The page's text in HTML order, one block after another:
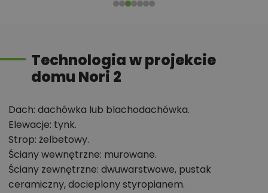
ujęty w prostej bryle, przykrytej dwuspadowym,
rozwiązaniach elewacji, gdzie elegancki, nowoczesny
styl osiągnięto poprzez klasyczne, proste, ale
Chcesz uzyskać więcej informacji o tym
projekcie, na przykład:
polecane przez architekta zmiany,
możliwości wprowadzania modyfikacji,
Technologia w projekcie
domu Nori 2
Dach: dachówka lub blachodachówka.
Elewacje: tynk.
Strop: żelbetowy.
Ściany wewnętrzne: murowane.
Ściany zewnętrzne: dwuwarstwowe, pustak
ceramiczny, docieplony styropianem.